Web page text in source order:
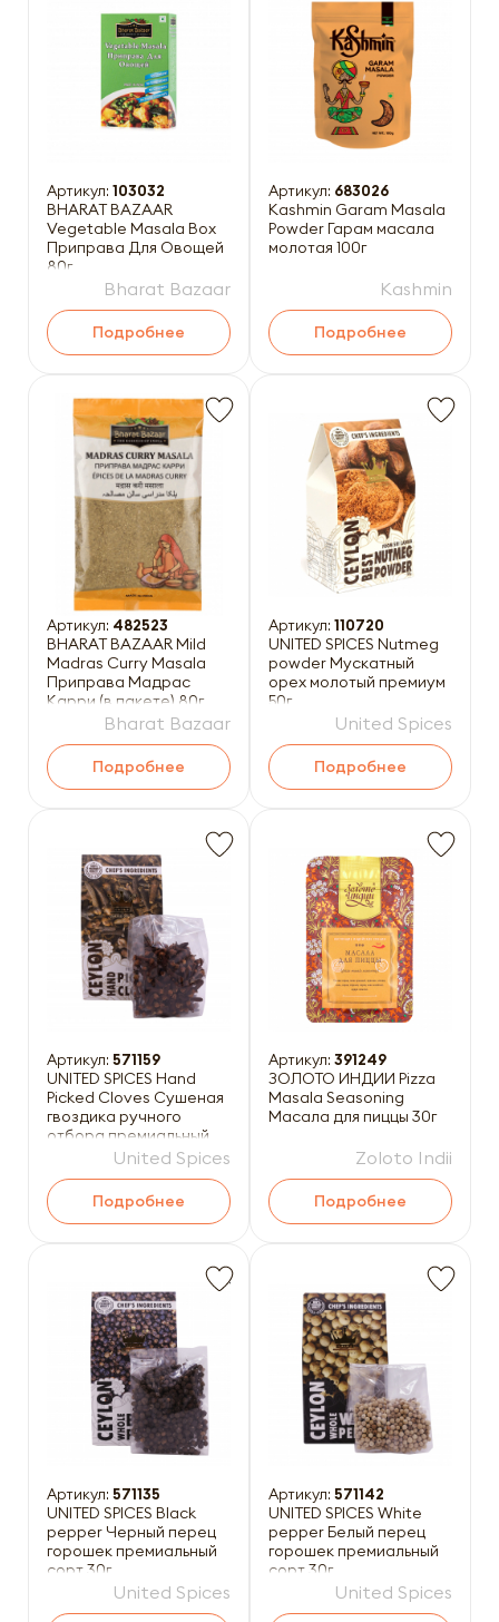
Артикул: 103032
BHARAT BAZAAR
Vegetable Masala Box
Приправа Для Овощей
80г
Bharat Bazaar
Подробнее
Артикул: 683026
Kashmin Garam Masala
Powder Гарам масала
молотая 100г
Kashmin
Подробнее
Артикул: 482523
BHARAT BAZAAR Mild
Madras Curry Masala
Приправа Мадрас
Карри (в пакете) 80г
Bharat Bazaar
Подробнее
Артикул: 110720
UNITED SPICES Nutmeg
powder Мускатный
орех молотый премиум
50г
United Spices
Подробнее
Артикул: 571159
UNITED SPICES Hand
Picked Cloves Сушеная
гвоздика ручного
отбора премиальный
United Spices
Подробнее
Артикул: 391249
ЗОЛОТО ИНДИИ Pizza
Masala Seasoning
Масала для пиццы 30г
Zoloto Indii
Подробнее
Артикул: 571135
UNITED SPICES Black
pepper Черный перец
горошек премиальный
сорт 30г
United Spices
Артикул: 571142
UNITED SPICES White
pepper Белый перец
горошек премиальный
сорт 30г
United Spices